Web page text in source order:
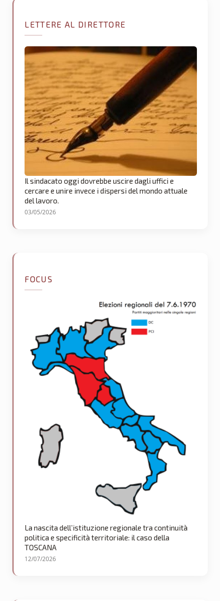
LETTERE AL DIRETTORE
Il sindacato oggi dovrebbe uscire dagli uffici e
cercare e unire invece i dispersi del mondo attuale
del lavoro.
03/05/2026
FOCUS
La nascita dell’istituzione regionale tra continuità
politica e specificità territoriale: il caso della
TOSCANA
12/07/2026